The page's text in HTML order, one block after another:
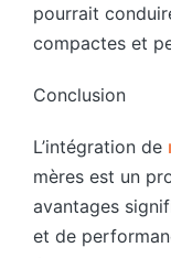
pourrait
compactes et
Conclusion
L’intégration de
mères est un
avantages
et de